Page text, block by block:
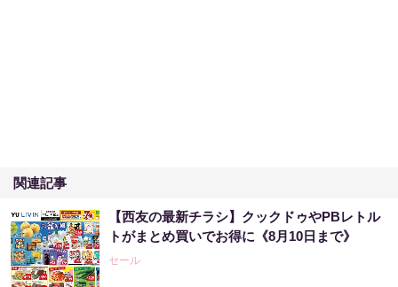
関連記事
【西友の最新チラシ】クックドゥやPBレトル
トがまとめ買いでお得に《8月10日まで》
セール